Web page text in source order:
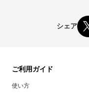
シェア
ご利用ガイド
使い方